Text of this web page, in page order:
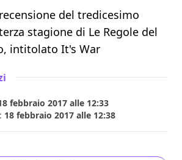
del tredicesimo
stagione di Le Regole del
intitolato It's War
febbraio 2017 alle 12:33
18 febbraio 2017 alle 12:38